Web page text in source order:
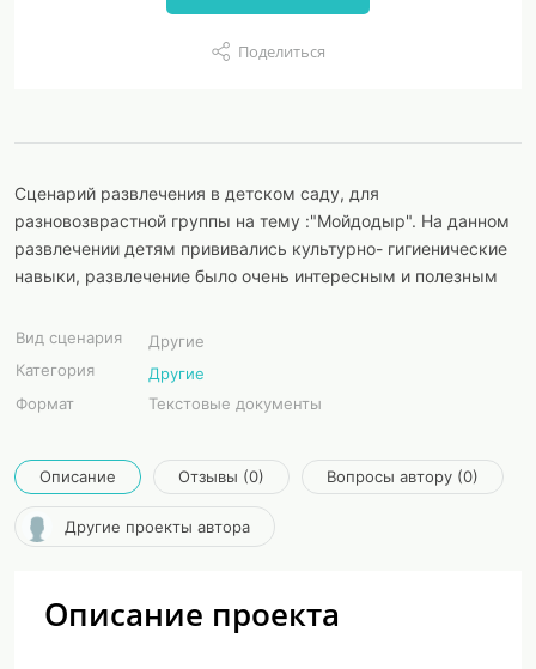
Поделиться
Сценарий развлечения в детском саду, для
разновозврастной группы на тему :"Мойдодыр". На данном
развлечении детям прививались культурно- гигиенические
навыки, развлечение было очень интересным и полезным
Вид сценария
Другие
Категория
Другие
Формат
Текстовые документы
Описание Отзывы (0) Вопросы автору (0)
Другие проекты автора
Описание проекта